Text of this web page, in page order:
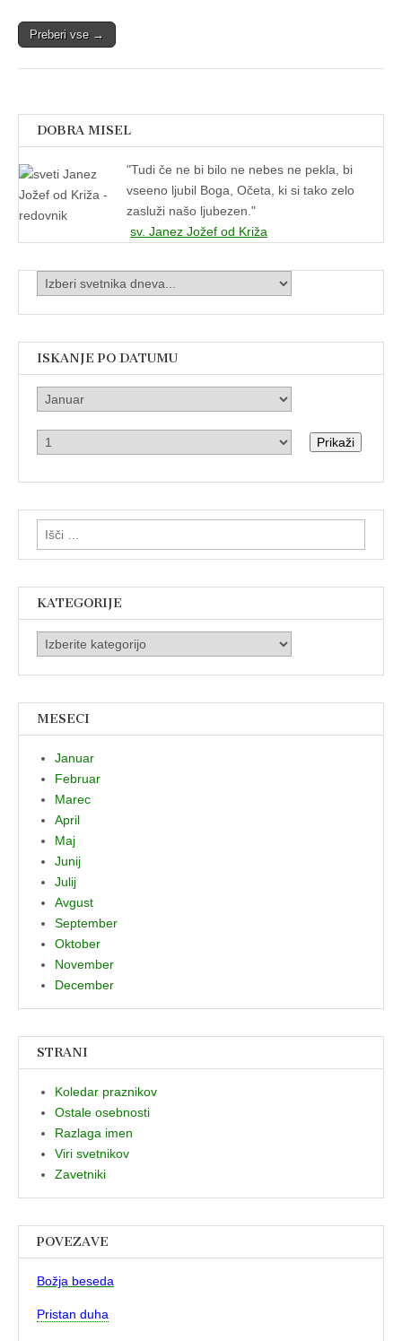
Preberi vse →
DOBRA MISEL
"Tudi če ne bi bilo ne nebes ne pekla, bi
vseeno ljubil Boga, Očeta, ki si tako zelo
zasluži našo ljubezen."
sv. Janez Jožef od Križa
ISKANJE PO DATUMU
Prikaži
Išči:
KATEGORIJE
Kategorije
MESECI
Januar
Februar
Marec
April
Maj
Junij
Julij
Avgust
September
Oktober
November
December
STRANI
Koledar praznikov
Ostale osebnosti
Razlaga imen
Viri svetnikov
Zavetniki
POVEZAVE
Božja beseda
Pristan duha